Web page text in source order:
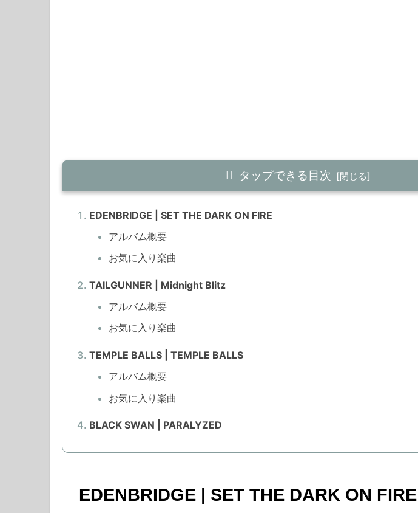
タップできる目次
EDENBRIDGE | SET THE DARK ON FIRE
アルバム概要
お気に入り楽曲
TAILGUNNER | Midnight Blitz
アルバム概要
お気に入り楽曲
TEMPLE BALLS | TEMPLE BALLS
アルバム概要
お気に入り楽曲
BLACK SWAN | PARALYZED
EDENBRIDGE | SET THE DARK ON FIRE